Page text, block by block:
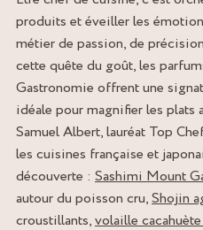
produits et éveiller les
métier de passion, de
cette quête du goût, les
Gastronomie offrent une
idéale pour magnifier les plats
Samuel Albert, lauréat Top
les cuisines française et
découverte : Sashimi Mount
autour du poisson cru,Shojin
croustillants,volaille